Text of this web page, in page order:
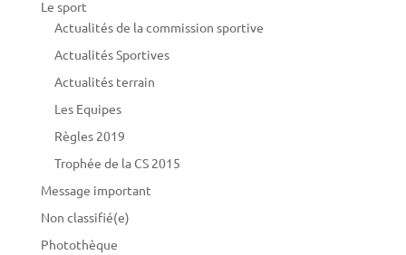
Le sport
Actualités de la commission sportive
Actualités Sportives
Actualités terrain
Les Equipes
Règles 2019
Trophée de la CS 2015
Message important
Non classifié(e)
Photothèque